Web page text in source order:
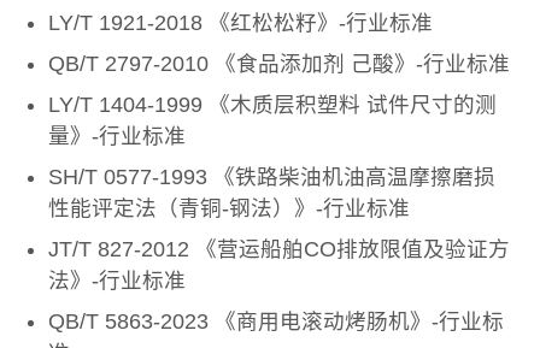
LY/T 1921-2018 《红松松籽》-行业标准
QB/T 2797-2010 《食品添加剂 己酸》-行业标准
LY/T 1404-1999 《木质层积塑料 试件尺寸的测
量》-行业标准
SH/T 0577-1993 《铁路柴油机油高温摩擦磨损
性能评定法（青铜-钢法）》-行业标准
JT/T 827-2012 《营运船舶CO排放限值及验证方
法》-行业标准
QB/T 5863-2023 《商用电滚动烤肠机》-行业标